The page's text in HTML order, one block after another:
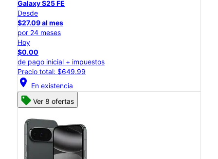
Galaxy S25 FE
Desde
$27.09 al mes
por 24 meses
Hoy
$0.00
de pago inicial + impuestos
Precio total: $649.99
location_on En existencia
Ver 8 ofertas